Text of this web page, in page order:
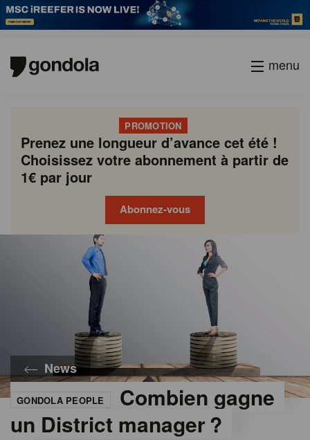
menu
PROMOTION
Prenez une longueur d’avance cet été !
Choisissez votre abonnement à partir de
1€ par jour
Abonnez-vous
News
GONDOLA PEOPLE
Combien gagne
un District manager ?